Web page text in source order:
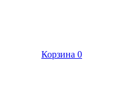
Корзина 0